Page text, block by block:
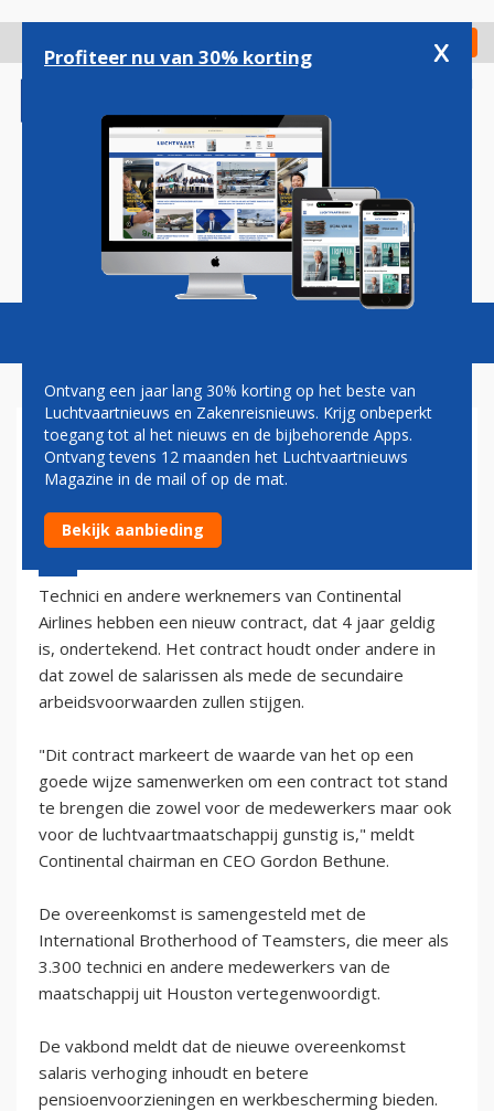
gaan
Check in
Magazine Podcasts Vacatures
CONTINENTAL BEREIKT
AKKOORD MET VAKBOND
29 december 2002 - 1:00
Technici en andere werknemers van Continental
Airlines hebben een nieuw contract, dat 4 jaar geldig
is, ondertekend. Het contract houdt onder andere in
dat zowel de salarissen als mede de secundaire
arbeidsvoorwaarden zullen stijgen.
"Dit contract markeert de waarde van het op een
goede wijze samenwerken om een contract tot stand
te brengen die zowel voor de medewerkers maar ook
voor de luchtvaartmaatschappij gunstig is," meldt
Continental chairman en CEO Gordon Bethune.
De overeenkomst is samengesteld met de
International Brotherhood of Teamsters, die meer als
3.300 technici en andere medewerkers van de
maatschappij uit Houston vertegenwoordigt.
De vakbond meldt dat de nieuwe overeenkomst
salaris verhoging inhoudt en betere
pensioenvoorzieningen en werkbescherming bieden.
Profiteer nu van 30% korting x
Ontvang een jaar lang 30% korting op het beste van
Luchtvaartnieuws en Zakenreisnieuws. Krijg onbeperkt
toegang tot al het nieuws en de bijbehorende Apps.
Ontvang tevens 12 maanden het Luchtvaartnieuws
Magazine in de mail of op de mat.
Bekijk aanbieding